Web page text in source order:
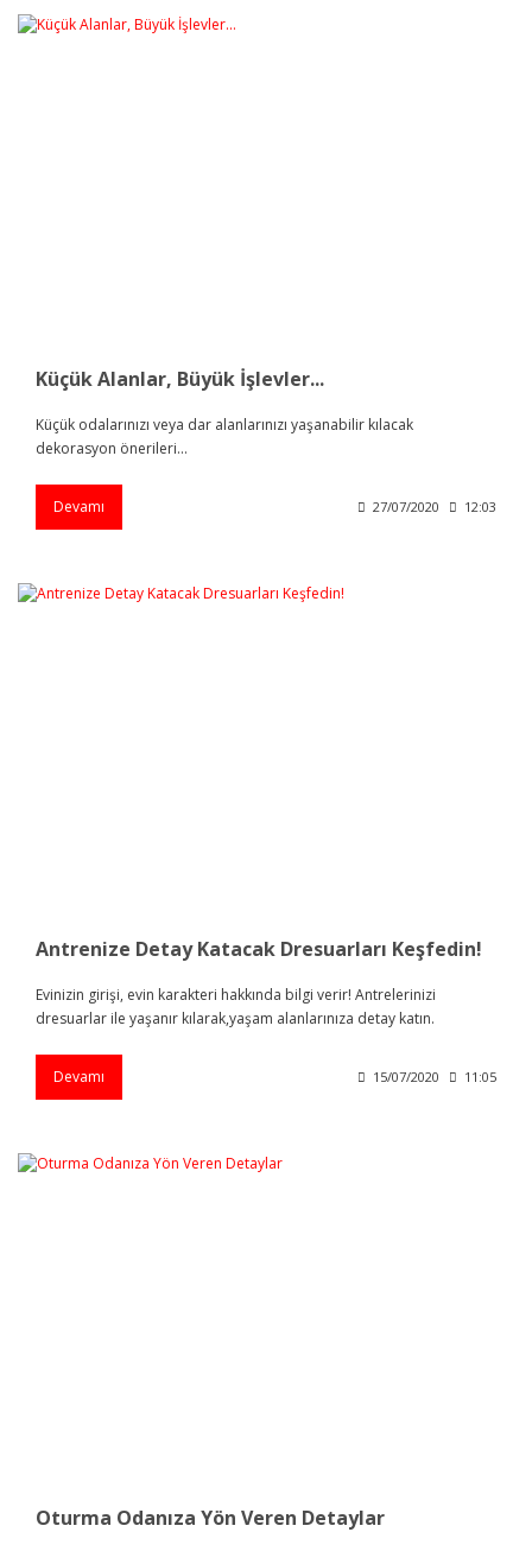
Küçük Alanlar, Büyük İşlevler...
Küçük odalarınızı veya dar alanlarınızı yaşanabilir kılacak
dekorasyon önerileri...
Devamı 27/07/2020 12:03
Antrenize Detay Katacak Dresuarları Keşfedin!
Evinizin girişi, evin karakteri hakkında bilgi verir! Antrelerinizi
dresuarlar ile yaşanır kılarak,yaşam alanlarınıza detay katın.
Devamı 15/07/2020 11:05
Oturma Odanıza Yön Veren Detaylar